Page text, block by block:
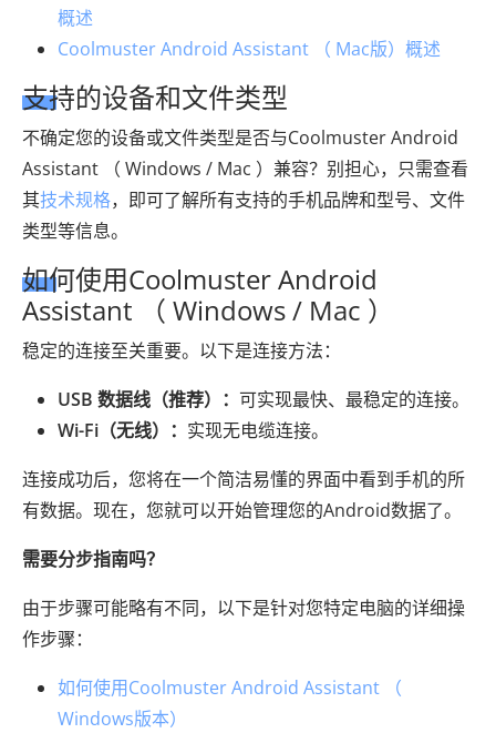
概述
Coolmuster Android Assistant （ Mac版）概述
支持的设备和文件类型
不确定您的设备或文件类型是否与Coolmuster Android
Assistant （ Windows / Mac ）兼容？别担心，只需查看
其技术规格，即可了解所有支持的手机品牌和型号、文件
类型等信息。
如何使用Coolmuster Android
Assistant （ Windows / Mac ）
稳定的连接至关重要。以下是连接方法：
USB 数据线（推荐）： 可实现最快、最稳定的连接。
Wi-Fi（无线）： 实现无电缆连接。
连接成功后，您将在一个简洁易懂的界面中看到手机的所
有数据。现在，您就可以开始管理您的Android数据了。
需要分步指南吗？
由于步骤可能略有不同，以下是针对您特定电脑的详细操
作步骤：
如何使用Coolmuster Android Assistant （
Windows版本）